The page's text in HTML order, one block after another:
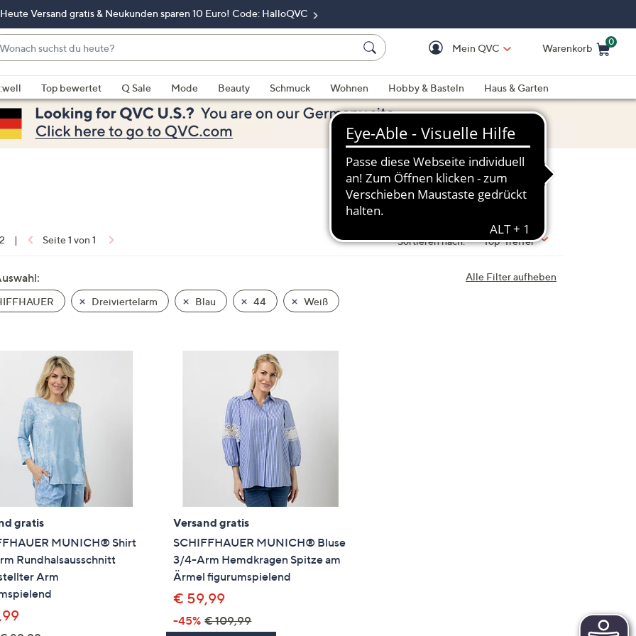
Heute Versand gratis & Neukunden sparen 10 Euro! Code: HalloQVC
Mein QVC Warenkorb
0
Top bewertet Q Sale Mode Beauty Schmuck Wohnen Hobby & Basteln
Haus & Garten
| Seite 1 von 1 Sortieren nach: Top-Treffer
Alle Filter aufheben
Dreiviertelarm Blau 44 Weiß
gratis
MUNICH® Shirt
Rundhalsausschnitt
Arm
Versand gratis
SCHIFFHAUER MUNICH® Bluse
3/4-Arm Hemdkragen Spitze am
Ärmel figurumspielend
€ 59,99
-45% € 109,99